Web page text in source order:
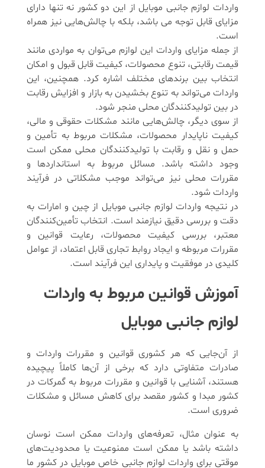
واردات لوازم جانبی موبایل از این دو کشور نه تنها دارای
مزایای قابل توجه می باشد، بلکه با چالش‌هایی نیز همراه
است.
از جمله مزایای واردات این لوازم می‌توان به مواردی مانند
قیمت رقابتی، تنوع محصولات، کیفیت قابل قبول و امکان
انتخاب بین برندهای مختلف اشاره کرد. همچنین، این
واردات می‌تواند به تنوع بخشیدن به بازار و افزایش رقابت
در بین تولیدکنندگان محلی منجر شود.
از سوی دیگر، چالش‌هایی مانند مشکلات حقوقی و مالی،
کیفیت ناپایدار محصولات، مشکلات مربوط به تأمین و
حمل و نقل و رقابت با تولیدکنندگان محلی ممکن است
وجود داشته باشد. مسائل مربوط به استانداردها و
مقررات محلی نیز می‌تواند موجب مشکلاتی در فرآیند
واردات شود.
در نتیجه واردات لوازم جانبی موبایل از چین و امارات به
دقت و بررسی دقیق نیازمند است. انتخاب تأمین‌کنندگان
معتبر، بررسی کیفیت محصولات، رعایت قوانین و
مقررات مربوطه و ایجاد روابط تجاری قابل اعتماد، از عوامل
کلیدی در موفقیت و پایداری این فرآیند است.
آموزش قوانین مربوط به واردات
لوازم جانبی موبایل
از آن‌جایی که هر کشوری قوانین و مقررات واردات و
صادرات متفاوتی دارد که برخی از آن‌ها کاملاً پیچیده
هستند، آشنایی با قوانین و مقررات مربوط به گمرکات در
کشور مبدا و کشور مقصد برای کاهش مسائل و مشکلات
ضروری است.
به عنوان مثال، تعرفه‌های واردات ممکن است نوسان
داشته باشد یا ممکن است ممنوعیت یا محدودیت‌های
موقتی برای واردات لوازم جانبی خاص موبایل در کشور ما